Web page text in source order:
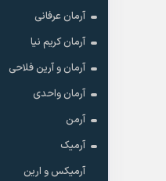
آرمان عرفانی
آرمان کریم نیا
آرمان و آرین فلاحی
آرمان واحدی
آرمن
آرمیک
آرمیکس و ارین